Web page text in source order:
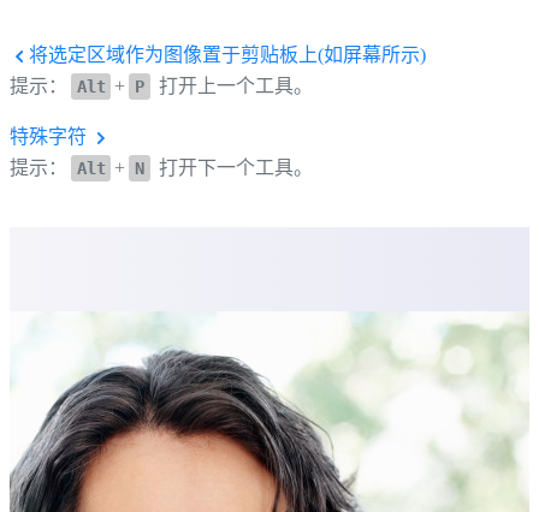
将选定区域作为图像置于剪贴板上(如屏幕所示)
提示：
Alt + P 打开上一个工具。
特殊字符
提示：
Alt + N 打开下一个工具。